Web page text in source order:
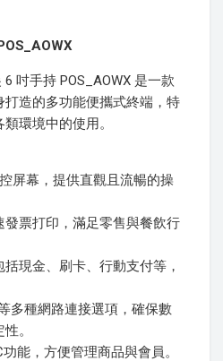
6 吋手持 POS_AOWX 是一款
造的多功能便攜式終端，特
環境中的使用。
屏幕，提供直觀且流暢的操
發票打印，滿足零售與餐飲行
現金、刷卡、行動支付等，
多種網路連接選項，確保數
。
能，方便管理商品與會員。